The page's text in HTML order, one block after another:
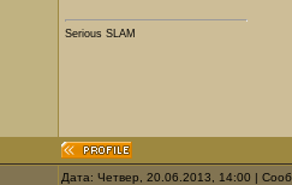
Serious SLAM
Дата: Четвер, 20.06.2013, 14:00 |